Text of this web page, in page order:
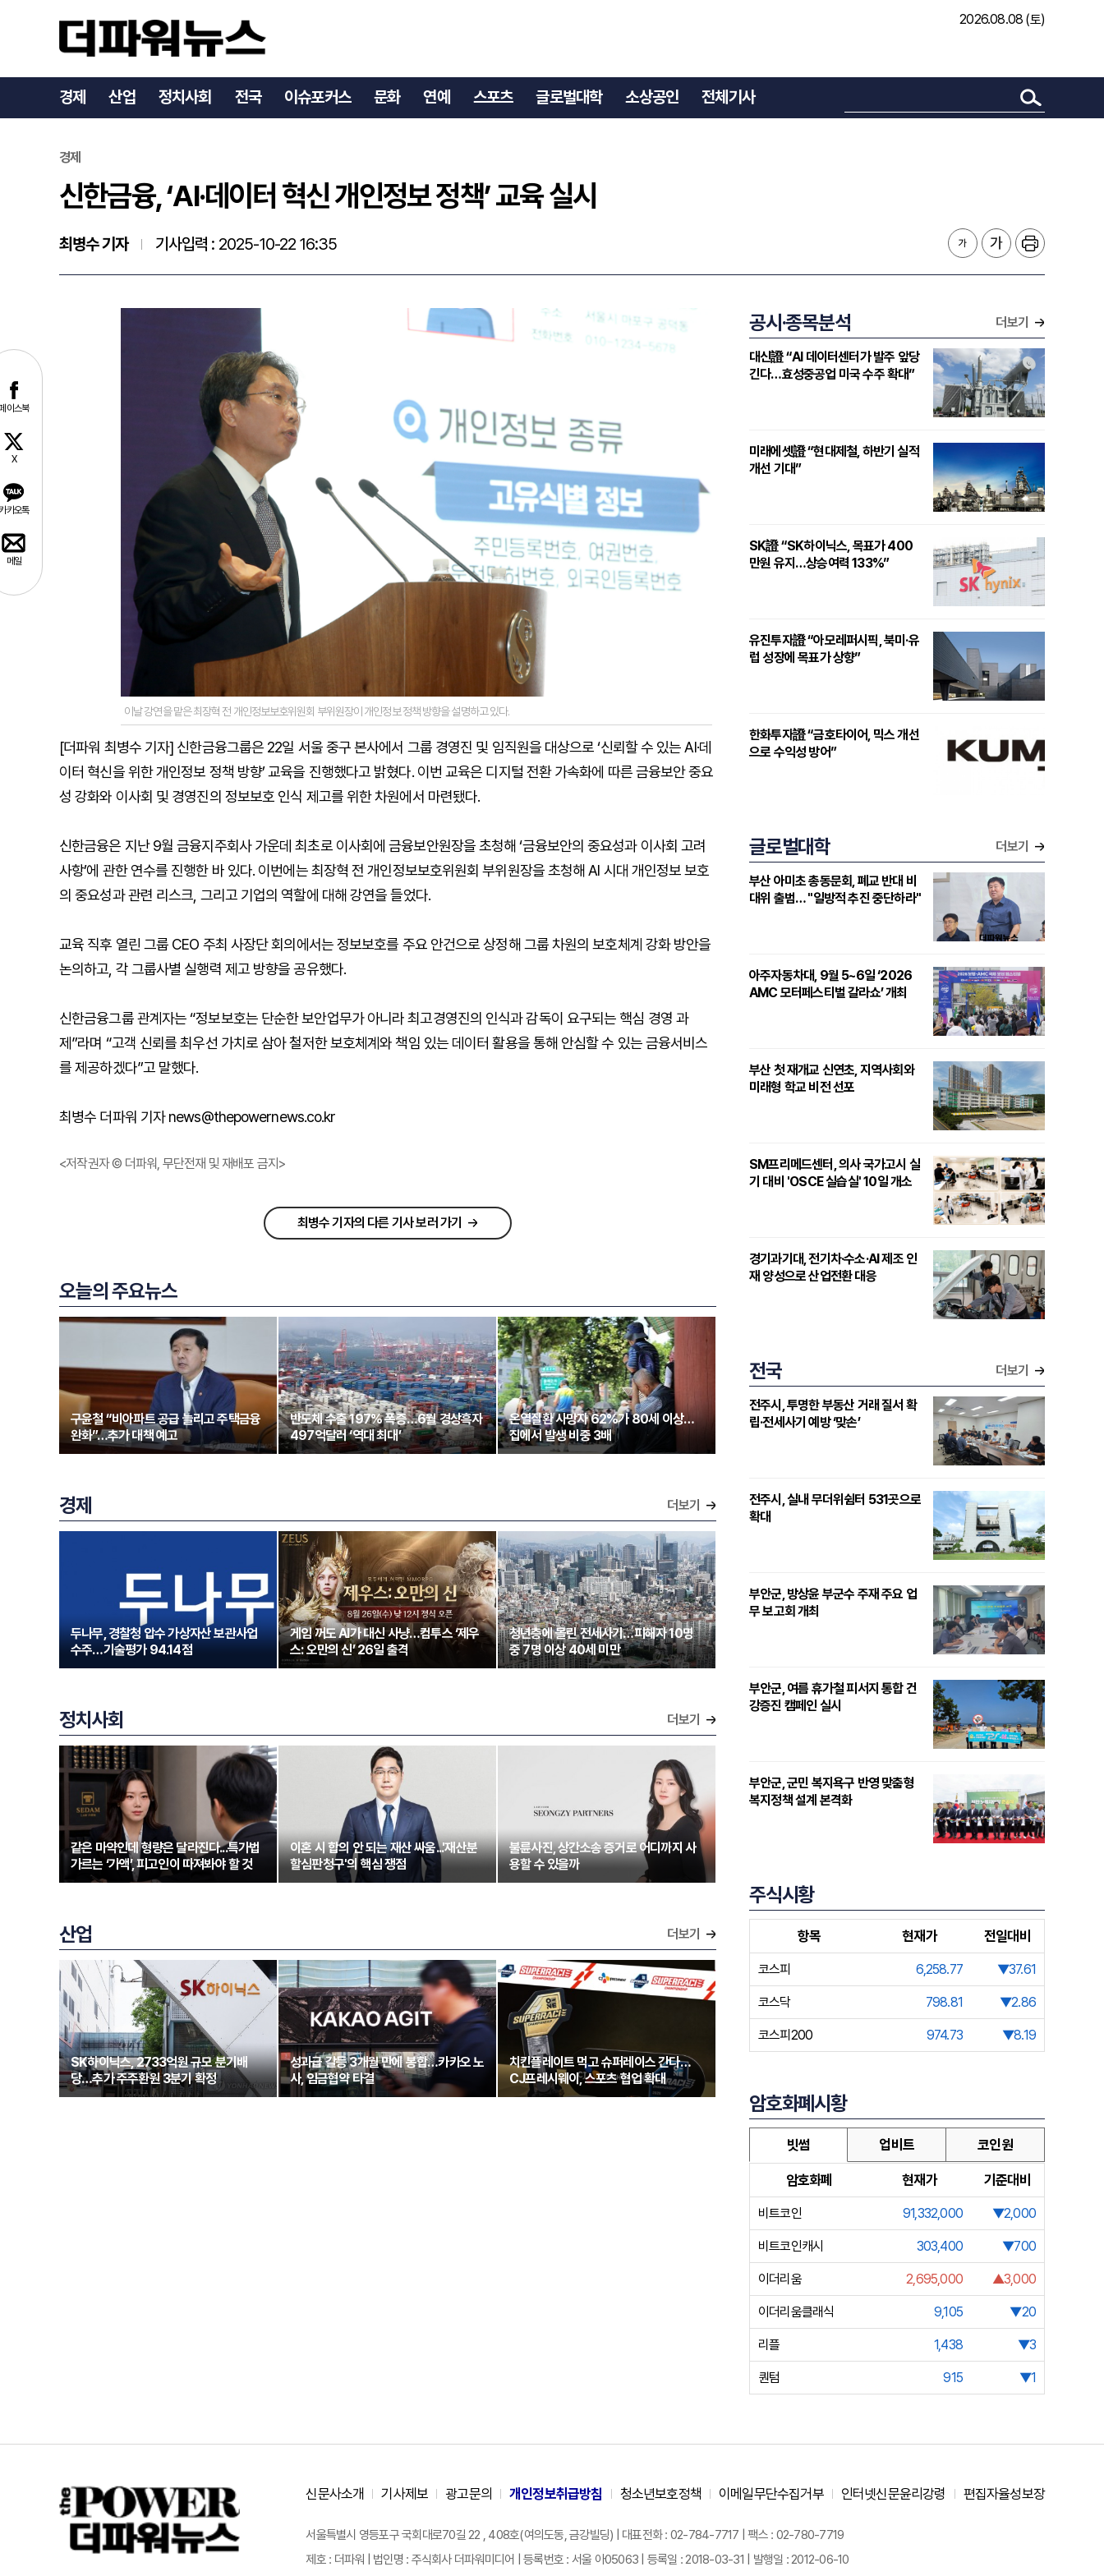
2026.08.08 (토)
경제 산업 정치사회 전국 이슈포커스 문화 연예 스포츠 글로벌대학 소상공인 전체기사
신한금융, ‘AI·데이터 혁신 개인정보 정책’ 교육 실시
이스북
X
카오톡
메일
경제
신한금융, ‘AI·데이터 혁신 개인정보 정책’ 교육 실시
최병수 기자 기사입력 : 2025-10-22 16:35
이날 강연을 맡은 최장혁 전 개인정보보호위원회 부위원장이 개인정보 정책 방향을 설명하고 있다.
[더파워 최병수 기자] 신한금융그룹은 22일 서울 중구 본사에서 그룹 경영진 및 임직원을 대상으로 ‘신뢰할 수 있는 AI·데
이터 혁신을 위한 개인정보 정책 방향’ 교육을 진행했다고 밝혔다. 이번 교육은 디지털 전환 가속화에 따른 금융보안 중요
성 강화와 이사회 및 경영진의 정보보호 인식 제고를 위한 차원에서 마련됐다.
신한금융은 지난 9월 금융지주회사 가운데 최초로 이사회에 금융보안원장을 초청해 ‘금융보안의 중요성과 이사회 고려
사항’에 관한 연수를 진행한 바 있다. 이번에는 최장혁 전 개인정보보호위원회 부위원장을 초청해 AI 시대 개인정보 보호
의 중요성과 관련 리스크, 그리고 기업의 역할에 대해 강연을 들었다.
교육 직후 열린 그룹 CEO 주최 사장단 회의에서는 정보보호를 주요 안건으로 상정해 그룹 차원의 보호체계 강화 방안을
논의하고, 각 그룹사별 실행력 제고 방향을 공유했다.
신한금융그룹 관계자는 “정보보호는 단순한 보안업무가 아니라 최고경영진의 인식과 감독이 요구되는 핵심 경영 과
제”라며 “고객 신뢰를 최우선 가치로 삼아 철저한 보호체계와 책임 있는 데이터 활용을 통해 안심할 수 있는 금융서비스
를 제공하겠다”고 말했다.
최병수 더파워 기자 news@thepowernews.co.kr
<저작권자 © 더파워, 무단전재 및 재배포 금지>
최병수 기자의 다른 기사 보러 가기
오늘의 주요뉴스
구윤철 “비아파트 공급 늘리고 주택금융
완화”…추가 대책 예고
반도체 수출 197% 폭증…6월 경상흑자
497억달러 ‘역대 최대’
온열질환 사망자 62%가 80세 이상…
집에서 발생 비중 3배
경제 더보기
두나무, 경찰청 압수 가상자산 보관사업
수주…기술평가 94.14점
게임 꺼도 AI가 대신 사냥…컴투스 ‘제우
스: 오만의 신’ 26일 출격
청년층에 몰린 전세사기…피해자 10명
중 7명 이상 40세 미만
정치사회 더보기
같은 마약인데 형량은 달라진다...특가법
가르는 ‘가액’, 피고인이 따져봐야 할 것
이혼 시 합의 안 되는 재산 싸움...'재산분
할심판청구'의 핵심 쟁점
불륜사진, 상간소송 증거로 어디까지 사
용할 수 있을까
산업 더보기
SK하이닉스, 2733억원 규모 분기배
당…추가 주주환원 3분기 확정
성과급 갈등 3개월 만에 봉합…카카오 노
사, 임금협약 타결
치킨플레이트 먹고 슈퍼레이스 간다…
CJ프레시웨이, 스포츠 협업 확대
공시·종목분석 더보기
대신證 “AI 데이터센터가 발주 앞당
긴다…효성중공업 미국 수주 확대”
미래에셋證 “현대제철, 하반기 실적
개선 기대”
SK證 “SK하이닉스, 목표가 400
만원 유지…상승여력 133%”
유진투자證 “아모레퍼시픽, 북미·유
럽 성장에 목표가 상향”
한화투자證 “금호타이어, 믹스 개선
으로 수익성 방어”
글로벌대학 더보기
부산 아미초 총동문회, 폐교 반대 비
대위 출범… "일방적 추진 중단하라"
아주자동차대, 9월 5~6일 ‘2026
AMC 모터페스티벌 갈라쇼’ 개최
부산 첫 재개교 신연초, 지역사회와
미래형 학교 비전 선포
SM프리메드센터, 의사 국가고시 실
기 대비 'OSCE 실습실' 10일 개소
경기과기대, 전기차·수소·AI 제조 인
재 양성으로 산업전환 대응
전국 더보기
전주시, 투명한 부동산 거래 질서 확
립·전세사기 예방 ‘맞손’
전주시, 실내 무더위쉼터 531곳으로
확대
부안군, 방상윤 부군수 주재 주요 업
무 보고회 개최
부안군, 여름 휴가철 피서지 통합 건
강증진 캠페인 실시
부안군, 군민 복지욕구 반영 맞춤형
복지정책 설계 본격화
주식시황
항목 현재가 전일대비
코스피 6,258.77 ▼37.61
코스닥 798.81 ▼2.86
코스피200 974.73 ▼8.19
암호화폐시황
빗썸 업비트 코인원
암호화폐 현재가 기준대비
비트코인 91,332,000 ▼2,000
비트코인캐시 303,400 ▼700
이더리움 2,695,000 ▲3,000
이더리움클래식 9,105 ▼20
리플 1,438 ▼3
퀀텀 915 ▼1
신문사소개 기사제보 광고문의 개인정보취급방침 청소년보호정책 이메일무단수집거부 인터넷신문윤리강령 편집자율성보장
서울특별시 영등포구 국회대로70길 22 , 408호(여의도동, 금강빌딩) | 대표전화 : 02-784-7717 | 팩스 : 02-780-7719
제호 : 더파워 | 법인명 : 주식회사 더파워미디어 | 등록번호 : 서울 아05063 | 등록일 : 2018-03-31 | 발행일 : 2012-06-10